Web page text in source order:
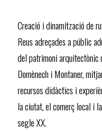
Creació i dinamització de
Reus adreçades a públic
del patrimoni
Domènech i Montaner,
recursos didàctics i
la ciutat, el comerç local i
segle XX.